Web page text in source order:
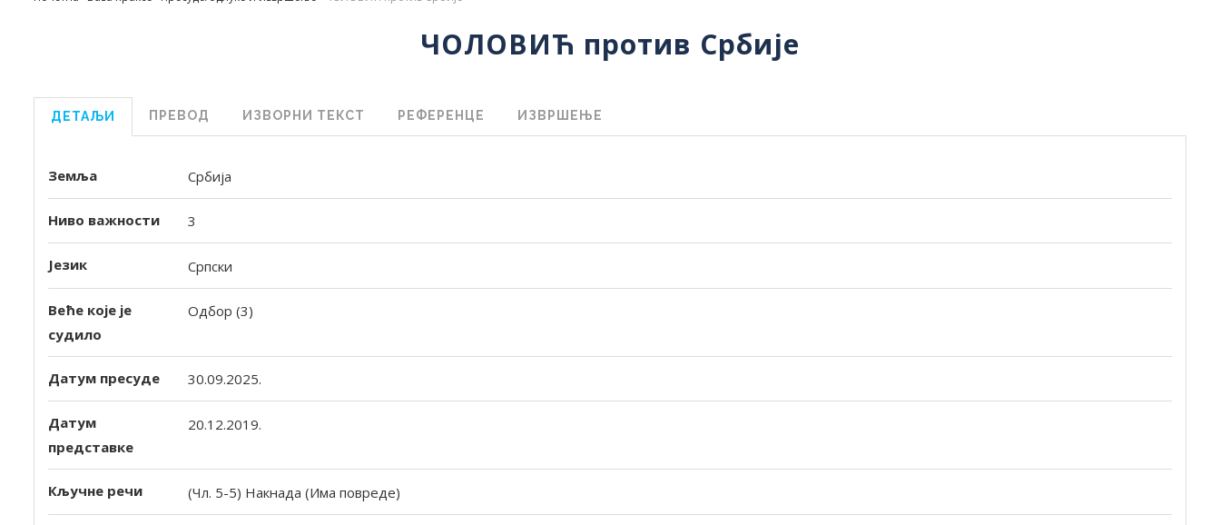
ЧОЛОВИЋ против Србије
ДЕТАЉИ ПРЕВОД ИЗВОРНИ ТЕКСТ РЕФЕРЕНЦЕ ИЗВРШЕЊЕ
Земља Србија
Ниво важности 3
Језик Српски
Веће које је
судило
Одбор (3)
Датум пресуде 30.09.2025.
Датум
представке
20.12.2019.
Кључне речи (Чл. 5-5) Накнада (Има повреде)